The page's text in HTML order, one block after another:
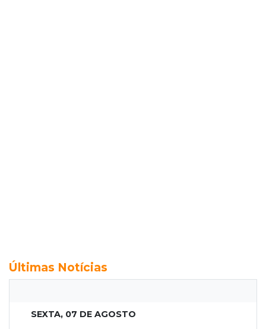
Últimas Notícias
SEXTA, 07 DE AGOSTO